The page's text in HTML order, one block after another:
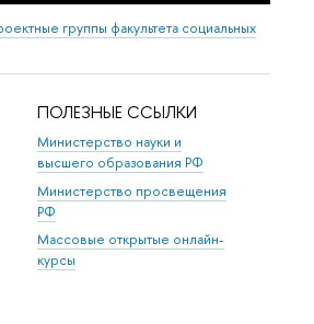
группы факультета социальных
ПОЛЕЗНЫЕ ССЫЛКИ
Министерство науки и
высшего образования РФ
Министерство просвещения
РФ
Массовые открытые онлайн-
курсы